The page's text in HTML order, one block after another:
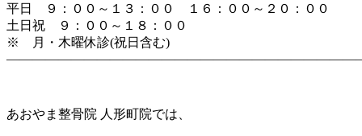
平日 ９：００～１３：００ １６：００～２０：００
土日祝 ９：００～１８：００
※ 月・木曜休診(祝日含む)
あおやま整骨院 人形町院では、